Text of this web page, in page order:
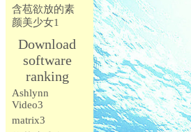
含苞欲放的素
颜美少女1
Download
software
ranking
Ashlynn
Video3
matrix3